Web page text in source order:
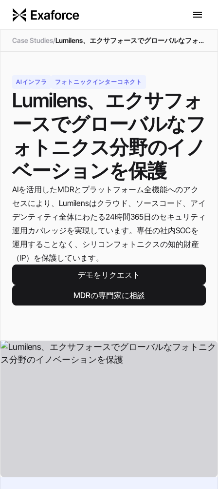
Case Studies/ Lumilens、エクサフォースでグローバルなフォトニクス分野のイノベーションを保護
AIインフラ フォトニックインターコネクト
Lumilens、エクサフォ
ースでグローバルなフ
ォトニクス分野のイノ
ベーションを保護
AIを活用したMDRとプラットフォーム全機能へのアク
セスにより、Lumilensはクラウド、ソースコード、アイ
デンティティ全体にわたる24時間365日のセキュリティ
運用カバレッジを実現しています。専任の社内SOCを
運用することなく、シリコンフォトニクスの知的財産
（IP）を保護しています。
デモをリクエスト
MDRの専門家に相談